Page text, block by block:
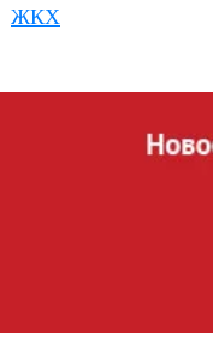
ЖКХ